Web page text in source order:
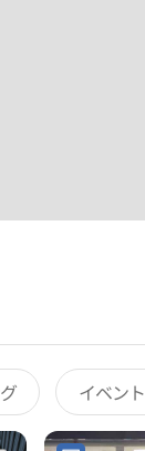
イベント